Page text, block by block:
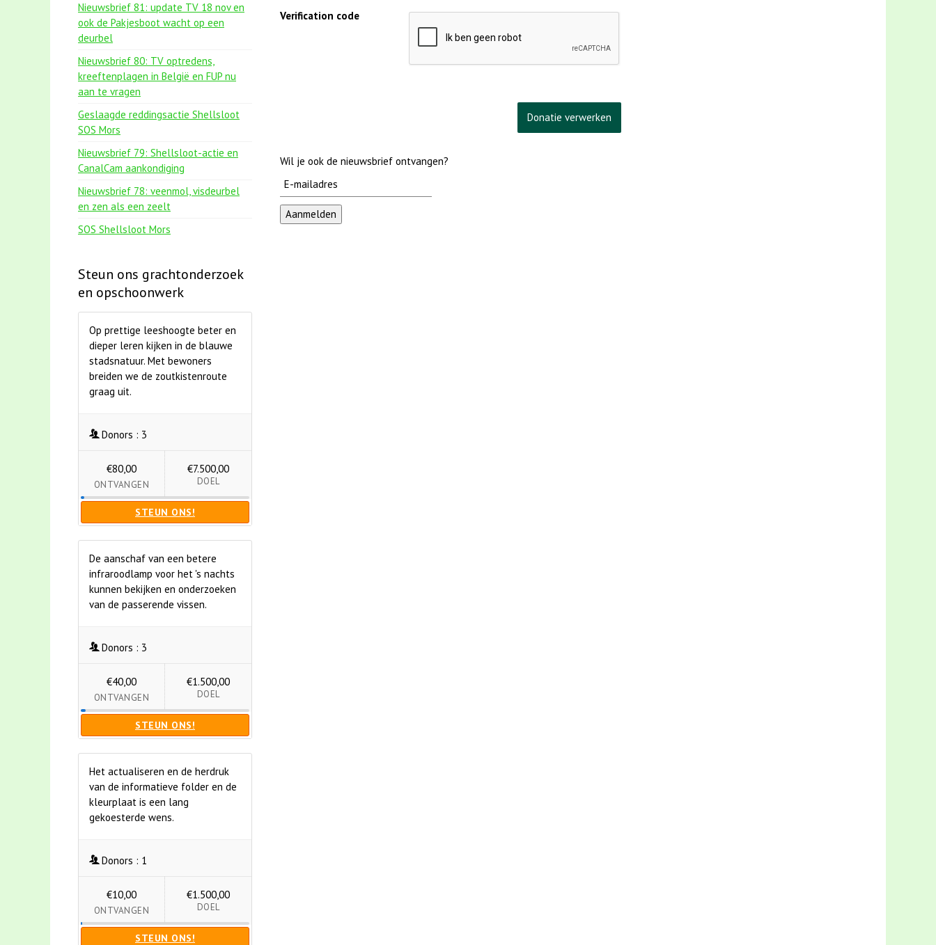
Verification code
Wil je ook de nieuwsbrief ontvangen?
Nieuwsbrief 81: update TV 18 nov en
ook de Pakjesboot wacht op een
deurbel
Nieuwsbrief 80: TV optredens,
kreeftenplagen in België en FUP nu
aan te vragen
Geslaagde reddingsactie Shellsloot
SOS Mors
Nieuwsbrief 79: Shellsloot-actie en
CanalCam aankondiging
Nieuwsbrief 78: veenmol, visdeurbel
en zen als een zeelt
SOS Shellsloot Mors
Steun ons grachtonderzoek
en opschoonwerk
Op prettige leeshoogte beter en
dieper leren kijken in de blauwe
stadsnatuur. Met bewoners
breiden we de zoutkistenroute
graag uit.
Donors : 3
€80,00
ONTVANGEN
€7.500,00
DOEL
STEUN ONS!
De aanschaf van een betere
infraroodlamp voor het 's nachts
kunnen bekijken en onderzoeken
van de passerende vissen.
Donors : 3
€40,00
ONTVANGEN
€1.500,00
DOEL
STEUN ONS!
Het actualiseren en de herdruk
van de informatieve folder en de
kleurplaat is een lang
gekoesterde wens.
Donors : 1
€10,00
ONTVANGEN
€1.500,00
DOEL
STEUN ONS!